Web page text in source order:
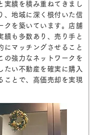
実績を積み重ねてきまし
、地域に深く根付いた信
クを築いています。店舗
績も多数あり、売り手と
にマッチングさせること
の強力なネットワークを
たい不動産を確実に購入
ことで、高価売却を実現